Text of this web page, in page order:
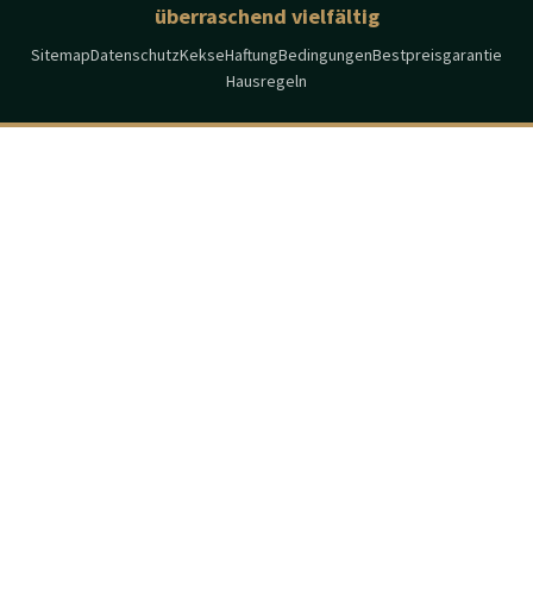
überraschend vielfältig
SitemapDatenschutzKekseHaftungBedingungenBestpreisgarantie
Hausregeln